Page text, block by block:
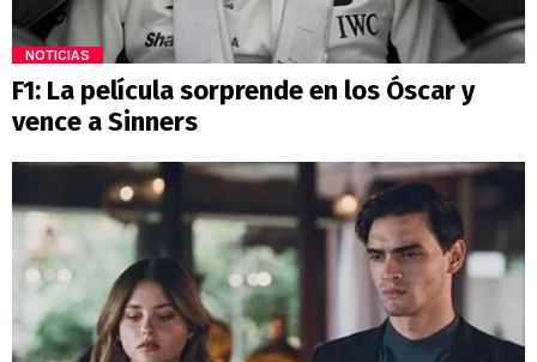
NOTICIAS
F1: La película sorprende en los Óscar y
vence a Sinners